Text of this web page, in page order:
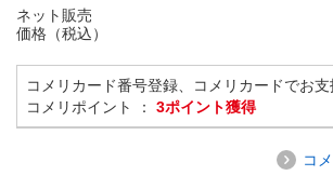
ネット販売
価格（税込）
コメリカード番号登録、コメリカードでお
コメリポイント ： 3ポイント獲得
コ